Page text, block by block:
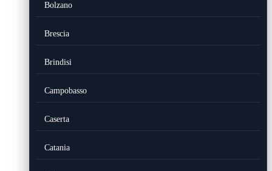
Bolzano
Brescia
Brindisi
Campobasso
Caserta
Catania